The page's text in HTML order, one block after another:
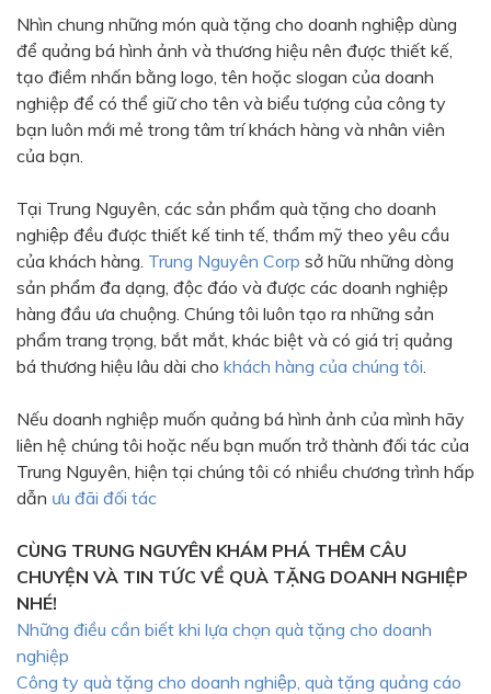
Xanh xám
Cà phê
Xanh dương - Đen
Đỏ nâu
Đen - Nơ
Bạc 1cm
Bạc 2cm
Bạc mini 1cm
Nhìn chung những món quà tặng cho doanh nghiệp dùng
để quảng bá hình ảnh và thương hiệu nên được thiết kế,
tạo điềm nhấn bằng logo, tên hoặc slogan của doanh
nghiệp để có thể giữ cho tên và biểu tượng của công ty
bạn luôn mới mẻ trong tâm trí khách hàng và nhân viên
của bạn.
Tại Trung Nguyên, các sản phẩm quà tặng cho doanh
nghiệp đều được thiết kế tinh tế, thẩm mỹ theo yêu cầu
của khách hàng. Trung Nguyên Corp sở hữu những dòng
sản phẩm đa dạng, độc đáo và được các doanh nghiệp
hàng đầu ưa chuộng. Chúng tôi luôn tạo ra những sản
phẩm trang trọng, bắt mắt, khác biệt và có giá trị quảng
bá thương hiệu lâu dài cho khách hàng của chúng tôi
Nếu doanh nghiệp muốn quảng bá hình ảnh của mình hãy
liên hệ chúng tôi hoặc nếu bạn muốn trở thành đối tác của
Trung Nguyên, hiện tại chúng tôi có nhiều chương trình hấp
dẫn ưu đãi đối tác
CÙNG TRUNG NGUYÊN KHÁM PHÁ THÊM CÂU
CHUYỆN VÀ TIN TỨC VỀ QUÀ TẶNG DOANH NGHIỆP
NHÉ!
Những điều cần biết khi lựa chọn quà tặng cho doanh
nghiệp
Công ty quà tặng cho doanh nghiệp, quà tặng quảng cáo